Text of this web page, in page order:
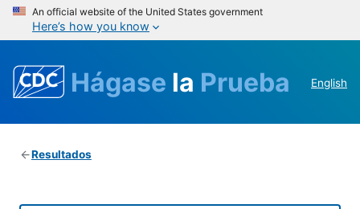
An official website of the United States government
Here’s how you know
Hágase la Prueba English
Resultados